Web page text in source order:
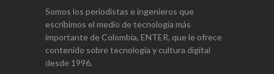
Somos los periodistas e ingenieros que
escribimos el medio de tecnología más
importante de Colombia, ENTER, que le ofrece
contenido sobre tecnología y cultura digital
desde 1996.